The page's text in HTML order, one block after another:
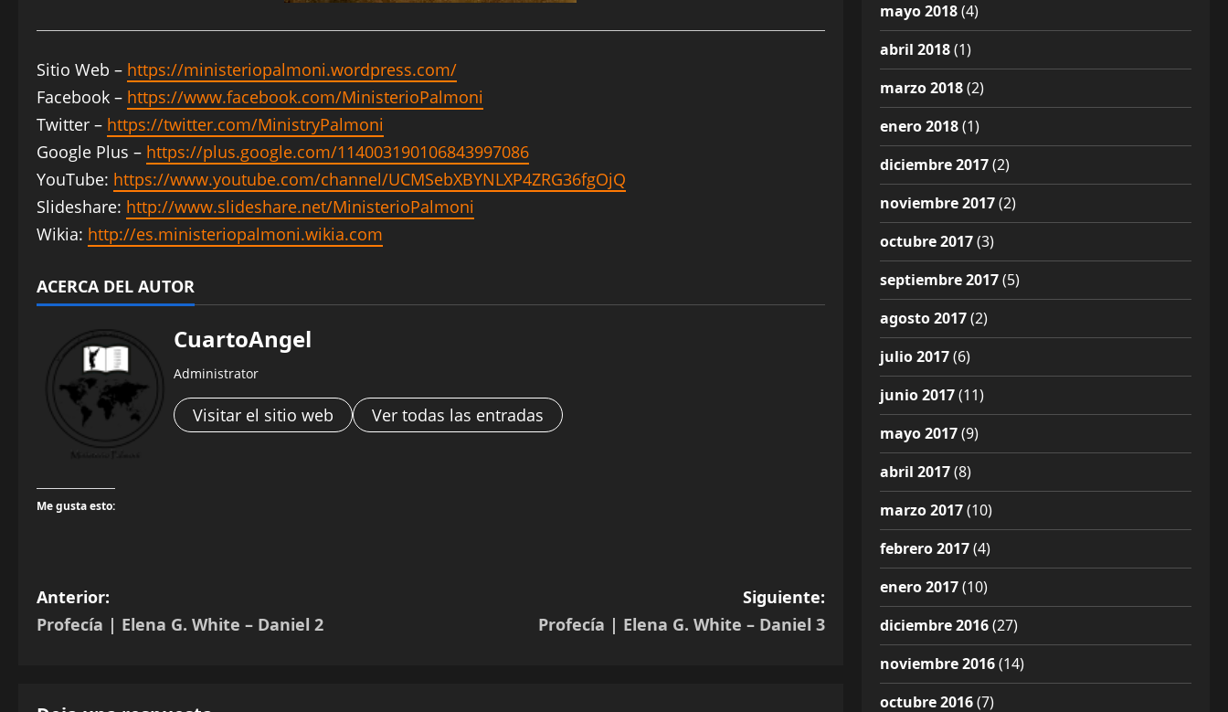
Sitio Web – https://ministeriopalmoni.wordpress.com/
Facebook – https://www.facebook.com/MinisterioPalmoni
Twitter – https://twitter.com/MinistryPalmoni
Google Plus – https://plus.google.com/114003190106843997086
YouTube: https://www.youtube.com/channel/UCMSebXBYNLXP4ZRG36fgOjQ
Slideshare: http://www.slideshare.net/MinisterioPalmoni
Wikia: http://es.ministeriopalmoni.wikia.com
ACERCA DEL AUTOR
CuartoAngel
Administrator
Visitar el sitio web Ver todas las entradas
Me gusta esto:
N
a
Anterior:
Profecía | Elena G. White – Daniel 2
Siguiente:
Profecía | Elena G. White – Daniel 3
mayo 2018(4)
abril 2018(1)
marzo 2018(2)
enero 2018(1)
diciembre 2017(2)
noviembre 2017(2)
octubre 2017(3)
septiembre 2017(5)
agosto 2017(2)
julio 2017(6)
junio 2017(11)
mayo 2017(9)
abril 2017(8)
marzo 2017(10)
febrero 2017(4)
enero 2017(10)
diciembre 2016(27)
noviembre 2016(14)
octubre 2016(7)